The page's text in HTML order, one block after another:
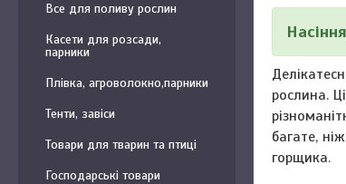
рослина.
багате,
горщика.
Все для поливу рослин
Касети для розсади,
парники
Плівка, агроволокно,парники
Тенти, завіси
Товари для тварин та птиці
Господарські товари